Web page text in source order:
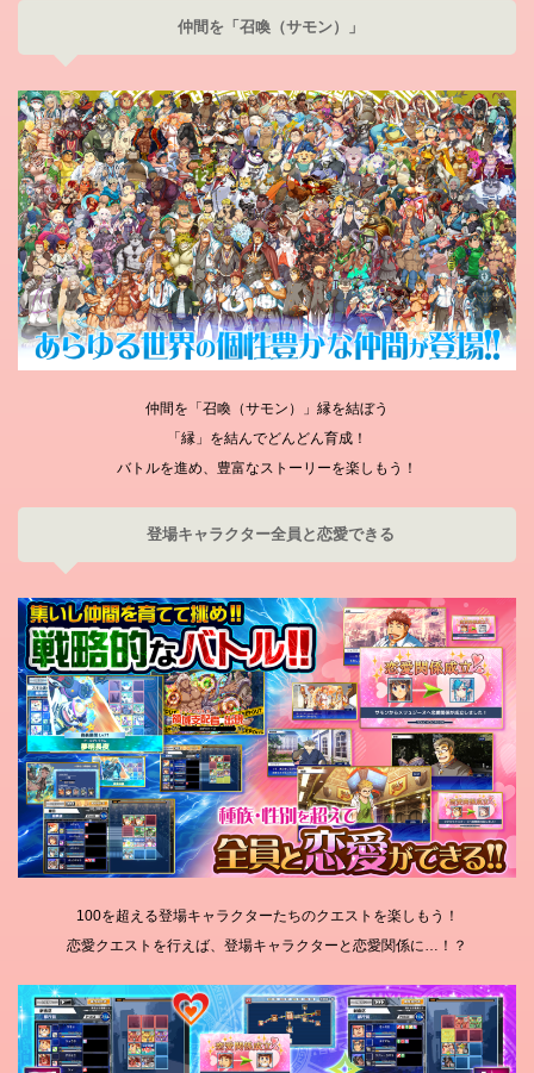
仲間を「召喚（サモン）」
仲間を「召喚（サモン）」縁を結ぼう
「縁」を結んでどんどん育成！
バトルを進め、豊富なストーリーを楽しもう！
登場キャラクター全員と恋愛できる
100を超える登場キャラクターたちのクエストを楽しもう！
恋愛クエストを行えば、登場キャラクターと恋愛関係に…！？